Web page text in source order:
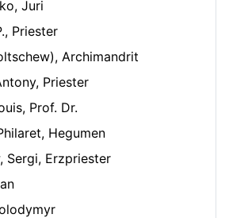
Juri
Priester
Archimandrit
Priester
Prof. Dr.
Hegumen
Sergi, Erzpriester